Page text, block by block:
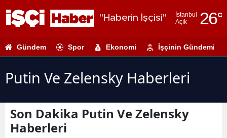
"Haberin İşçisi"
İstanbul
Açık
26°
Adıyaman
Amasya
Gündem Spor Ekonomi İşçinin Gündemi
Putin Ve Zelensky Haberleri
Son Dakika Putin Ve Zelensky
Haberleri